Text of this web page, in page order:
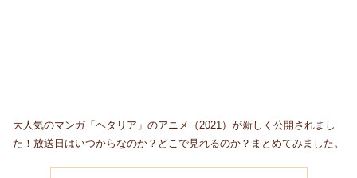
大人気のマンガ「ヘタリア」のアニメ（2021）が新しく公開されまし
た！放送日はいつからなのか？どこで見れるのか？まとめてみました。